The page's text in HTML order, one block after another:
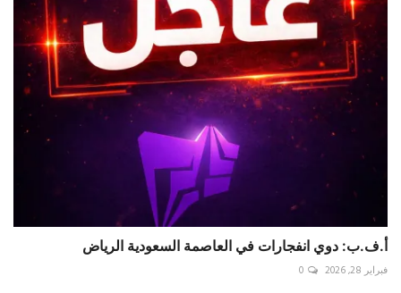
أ.ف.ب: دوي انفجارات في العاصمة ‎السعودية ‎الرياض
فبراير 28, 2026 0